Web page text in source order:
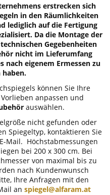
erstrecken sich
in den Räumlichkeiten
lediglich auf die Fertigung
Da die Montage der
Gegebenheiten
nicht im Lieferumfang
nach eigenem Ermessen zu
haben.
können Sie Ihre
anpassen und
auswählen.
nicht gefunden oder
Spiegeltyp, kontaktieren Sie
Mail. Höchstabmessungen
bei 200 x 300 cm. Bei
von maximal bis zu
nach Kundenwunsch
Ihre Anfragen mit den
an spiegel@alfaram.at